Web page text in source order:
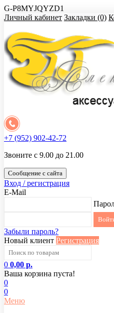
G-P8MYJQYZD1
Личный кабинет Закладки (0)
+7 (952) 902-42-72
Звоните с 9.00 до 21.00
Сообщение с сайта
Вход / регистрация
E-Mail
Забыли пароль?
Новый клиент Регистрация
0 0,00 р.
Ваша корзина пуста!
0
0
Меню